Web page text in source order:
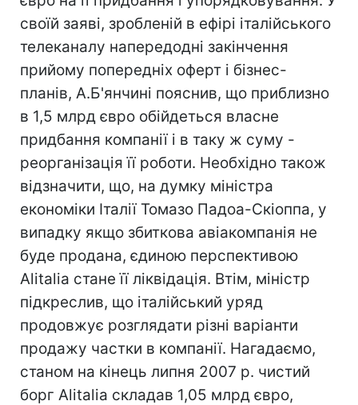
своїй заяві, зробленій в ефірі італійського
телеканалу напередодні закінчення
прийому попередніх оферт і бізнес-
планів, А.Б'янчині пояснив, що приблизно
в 1,5 млрд євро обійдеться власне
придбання компанії і в таку ж суму -
реорганізація її роботи. Необхідно також
відзначити, що, на думку міністра
економіки Італії Томазо Падоа-Скіоппа, у
випадку якщо збиткова авіакомпанія не
буде продана, єдиною перспективою
Alitalia стане її ліквідація. Втім, міністр
підкреслив, що італійський уряд
продовжує розглядати різні варіанти
продажу частки в компанії. Нагадаємо,
станом на кінець липня 2007 р. чистий
борг Alitalia складав 1,05 млрд євро,